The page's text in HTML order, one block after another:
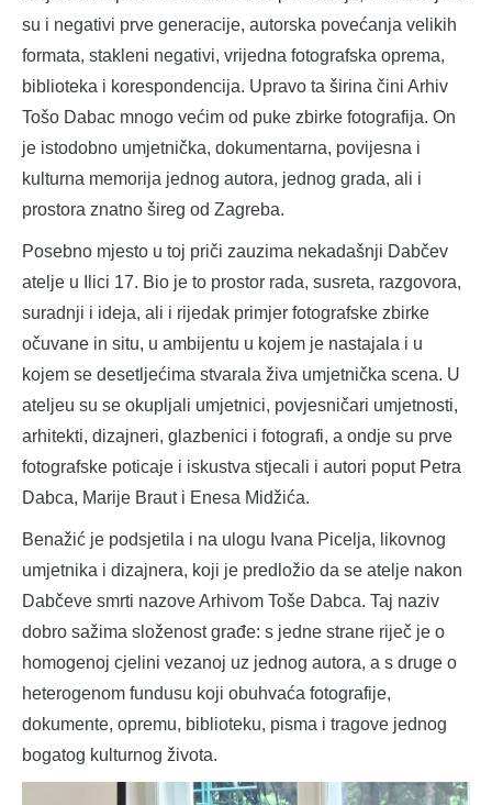
su i negativi prve generacije, autorska povećanja velikih
formata, stakleni negativi, vrijedna fotografska oprema,
biblioteka i korespondencija. Upravo ta širina čini Arhiv
Tošo Dabac mnogo većim od puke zbirke fotografija. On
je istodobno umjetnička, dokumentarna, povijesna i
kulturna memorija jednog autora, jednog grada, ali i
prostora znatno šireg od Zagreba.
Posebno mjesto u toj priči zauzima nekadašnji Dabčev
atelje u Ilici 17. Bio je to prostor rada, susreta, razgovora,
suradnji i ideja, ali i rijedak primjer fotografske zbirke
očuvane in situ, u ambijentu u kojem je nastajala i u
kojem se desetljećima stvarala živa umjetnička scena. U
ateljeu su se okupljali umjetnici, povjesničari umjetnosti,
arhitekti, dizajneri, glazbenici i fotografi, a ondje su prve
fotografske poticaje i iskustva stjecali i autori poput Petra
Dabca, Marije Braut i Enesa Midžića.
Benažić je podsjetila i na ulogu Ivana Picelja, likovnog
umjetnika i dizajnera, koji je predložio da se atelje nakon
Dabčeve smrti nazove Arhivom Toše Dabca. Taj naziv
dobro sažima složenost građe: s jedne strane riječ je o
homogenoj cjelini vezanoj uz jednog autora, a s druge o
heterogenom fundusu koji obuhvaća fotografije,
dokumente, opremu, biblioteku, pisma i tragove jednog
bogatog kulturnog života.